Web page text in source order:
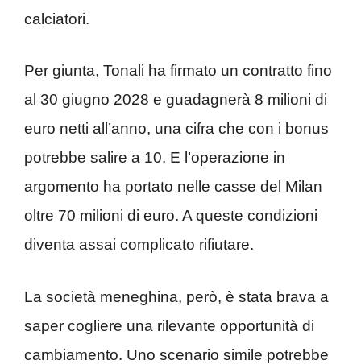
calciatori.
Per giunta, Tonali ha firmato un contratto fino
al 30 giugno 2028 e guadagnerà 8 milioni di
euro netti all’anno, una cifra che con i bonus
potrebbe salire a 10. E l’operazione in
argomento ha portato nelle casse del Milan
oltre 70 milioni di euro. A queste condizioni
diventa assai complicato rifiutare.
La società meneghina, però, è stata brava a
saper cogliere una rilevante opportunità di
cambiamento. Uno scenario simile potrebbe